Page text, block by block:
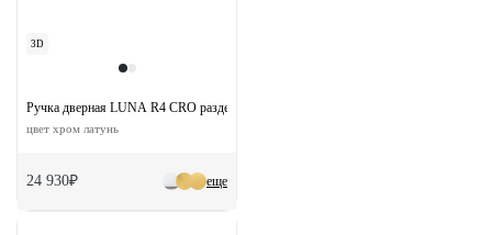
3D
еще
Ручка дверная LUNA R4 CRO раздельная на круглой розетке
цвет хром латунь
24 930₽